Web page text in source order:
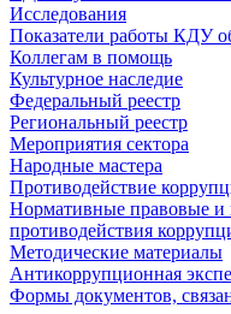
Исследования
Показатели работы КДУ
Коллегам в помощь
Культурное наследие
Федеральный реестр
Региональный реестр
Мероприятия сектора
Народные мастера
Противодействие
Нормативные правовые и
противодействия
Методические материалы
Антикоррупционная
Формы документов,